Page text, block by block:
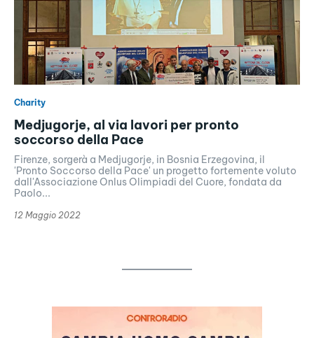
Charity
Medjugorje, al via lavori per pronto
soccorso della Pace
Firenze, sorgerà a Medjugorje, in Bosnia Erzegovina, il
'Pronto Soccorso della Pace' un progetto fortemente voluto
dall'Associazione Onlus Olimpiadi del Cuore, fondata da
Paolo...
12 Maggio 2022